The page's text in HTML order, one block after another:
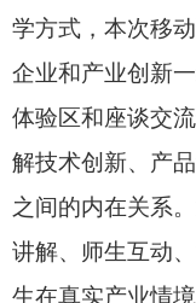
学方式，本次移
企业和产业创新
体验区和座谈交
解技术创新、产
之间的内在关系
讲解、师生互动
生在真实产业情